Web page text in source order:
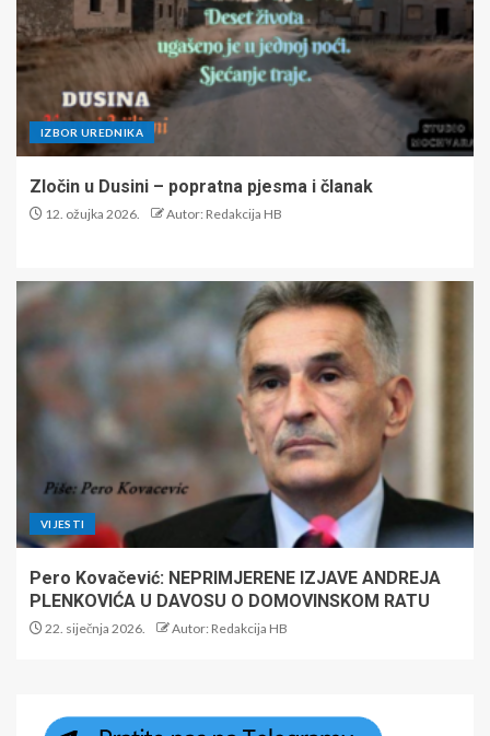
IZBOR UREDNIKA
Zločin u Dusini – popratna pjesma i članak
12. ožujka 2026. Autor: Redakcija HB
VIJESTI
Pero Kovačević: NEPRIMJERENE IZJAVE ANDREJA
PLENKOVIĆA U DAVOSU O DOMOVINSKOM RATU
22. siječnja 2026. Autor: Redakcija HB